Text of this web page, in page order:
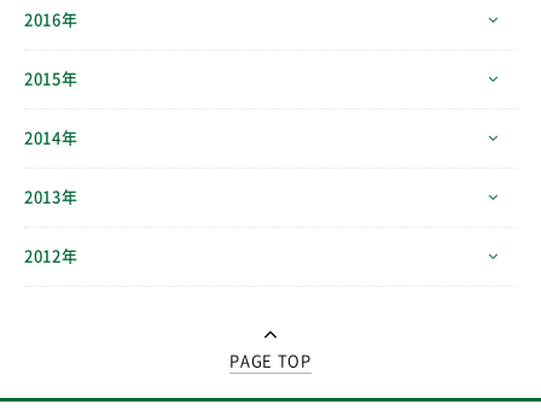
2016年
2015年
2014年
2013年
2012年
PAGE TOP